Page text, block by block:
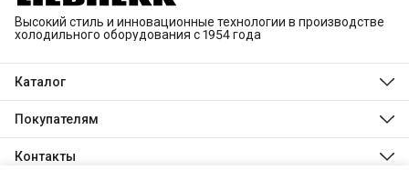
Высокий стиль и инновационные технологии в производстве
холодильного оборудования с 1954 года
Каталог
Встраиваемая техника
Покупателям
Дизайн и технологии
Контакты